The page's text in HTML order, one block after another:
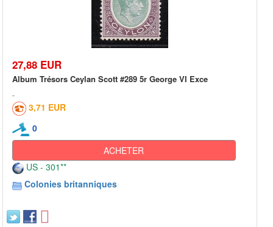
27,88 EUR
Album Trésors Ceylan Scott #289 5r George VI Exce
3,71 EUR
0
ACHETER
US - 301**
Colonies britanniques